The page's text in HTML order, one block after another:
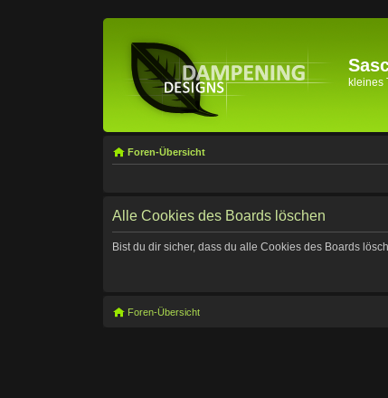
kleines
Foren-Übersicht
Alle Cookies des Boards löschen
Bist du dir sicher, dass du alle Cookies des Boards
Foren-Übersicht